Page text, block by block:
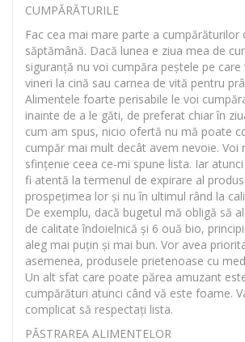
CUMPĂRĂTURILE
Fac cea mai mare parte a cumpărăturilor
săptămână. Dacă lunea e ziua mea de
siguranță nu voi cumpăra peștele pe
vineri la cină sau carnea de vită pentru
Alimentele foarte perisabile le voi
inainte de a le găti, de preferat chiar în
cum am spus, nicio ofertă nu mă poate
cumpăr mai mult decât avem nevoie. Voi
sfințenie ceea ce-mi spune lista. Iar
fi atentă la termenul de expirare al
prospețimea lor și nu în ultimul rând la
De exemplu, dacă bugetul mă obligă să
de calitate îndoielnică și 6 ouă bio,
aleg mai puțin și mai bun. Vor avea
asemenea, produsele prietenoase cu
Un alt sfat care poate părea amuzant
cumpărături atunci când vă este foame.
complicat să respectați lista.
PĂSTRAREA ALIMENTELOR